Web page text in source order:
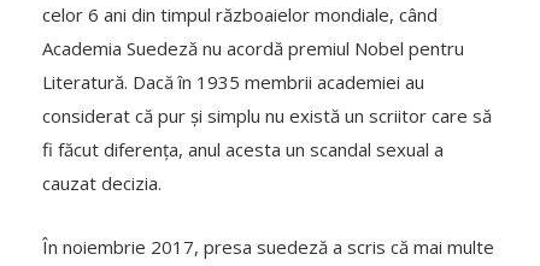
celor 6 ani din timpul războaielor mondiale, când
Academia Suedeză nu acordă premiul Nobel pentru
Literatură. Dacă în 1935 membrii academiei au
considerat că pur și simplu nu există un scriitor care să
fi făcut diferența, anul acesta un scandal sexual a
cauzat decizia.
În noiembrie 2017, presa suedeză a scris că mai multe